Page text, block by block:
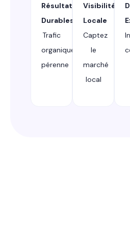
Résultats
Durables
Trafic
organique
pérenne
Visibilité
Locale
Captez
le
marché
local